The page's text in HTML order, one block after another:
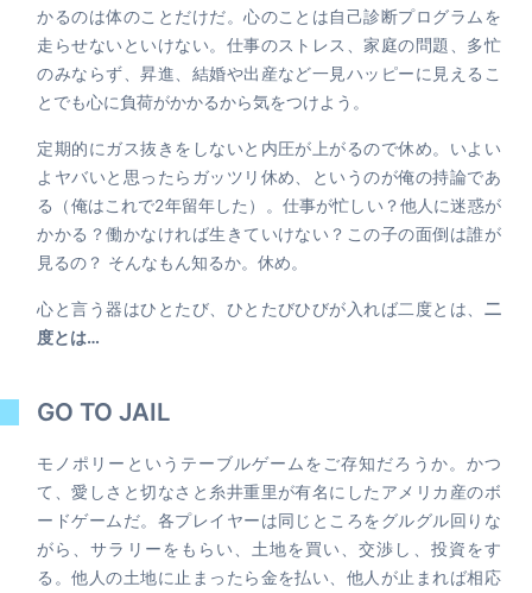
かるのは体のことだけだ。心のことは自己診断プログラムを
走らせないといけない。仕事のストレス、家庭の問題、多忙
のみならず、昇進、結婚や出産など一見ハッピーに見えるこ
とでも心に負荷がかかるから気をつけよう。
定期的にガス抜きをしないと内圧が上がるので休め。いよい
よヤバいと思ったらガッツリ休め、というのが俺の持論であ
る（俺はこれで2年留年した）。仕事が忙しい？他人に迷惑が
かかる？働かなければ生きていけない？この子の面倒は誰が
見るの？ そんなもん知るか。休め。
心と言う器はひとたび、ひとたびひびが入れば二度とは、 二
度とは…
GO TO JAIL
モノポリーというテーブルゲームをご存知だろうか。かつ
て、愛しさと切なさと糸井重里が有名にしたアメリカ産のボ
ードゲームだ。各プレイヤーは同じところをグルグル回りな
がら、サラリーをもらい、土地を買い、交渉し、投資をす
る。他人の土地に止まったら金を払い、他人が止まれば相応